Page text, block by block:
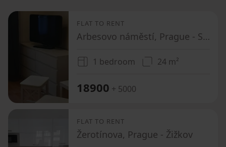
FLAT TO RENT
Arbesovo náměstí, Prague - Smíchov
1 bedroom 24 m²
18900 + 5000
FLAT TO RENT
Žerotínova, Prague - Žižkov